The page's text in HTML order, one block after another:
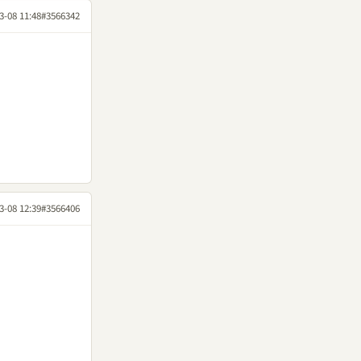
08 11:48#3566342
08 12:39#3566406